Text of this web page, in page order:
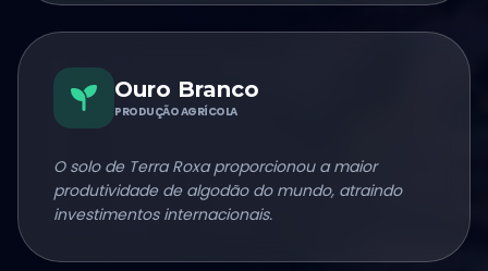
Ouro Branco
PRODUÇÃO AGRÍCOLA
O solo de Terra Roxa proporcionou a maior
produtividade de algodão do mundo, atraindo
investimentos internacionais.